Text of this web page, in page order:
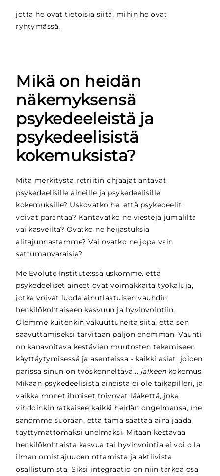
jotta he ovat tietoisia siitä, mihin he ovat
ryhtymässä.
Mikä on heidän
näkemyksensä
psykedeeleistä ja
psykedeelisistä
kokemuksista?
Mitä merkitystä retriitin ohjaajat antavat
psykedeelisille aineille ja psykedeelisille
kokemuksille? Uskovatko he, että psykedeelit
voivat parantaa? Kantavatko ne viestejä jumalilta
vai kasveilta? Ovatko ne heijastuksia
alitajunnastamme? Vai ovatko ne jopa vain
sattumanvaraisia?
Me Evolute Institute:ssä uskomme, että
psykedeeliset aineet ovat voimakkaita työkaluja,
jotka voivat luoda ainutlaatuisen vauhdin
henkilökohtaiseen kasvuun ja hyvinvointiin.
Olemme kuitenkin vakuuttuneita siitä, että sen
saavuttamiseksi tarvitaan paljon enemmän. Vauhti
on kanavoitava kestävien muutosten tekemiseen
käyttäytymisessä ja asenteissa - kaikki asiat, joiden
parissa sinun on työskenneltävä... jälkeenkokemus.
Mikään psykedeelisistä aineista ei ole taikapilleri, ja
vaikka monet ihmiset toivovat lääkettä, joka
vihdoinkin ratkaisee kaikki heidän ongelmansa, me
sanomme suoraan, että tämä saattaa aina jäädä
täyttymättömäksi unelmaksi. Mitään kestävää
henkilökohtaista kasvua tai hyvinvointia ei voi olla
ilman omistajuuden ottamista ja aktiivista
osallistumista. Siksi integraatio on niin tärkeä osa